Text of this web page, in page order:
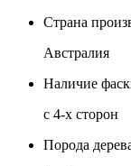
Страна
Австралия
Наличие
с 4-х сторон
Порода